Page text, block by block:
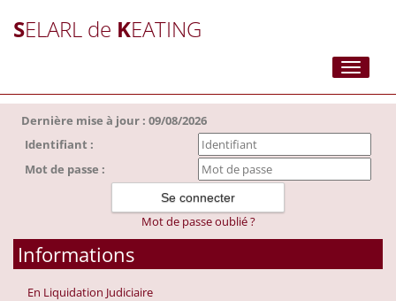
SELARL de KEATING
Toggle
Dernière mise à jour : 09/08/2026
Identifiant :
Mot de passe :
Mot de passe oublié ?
Informations
En Liquidation Judiciaire